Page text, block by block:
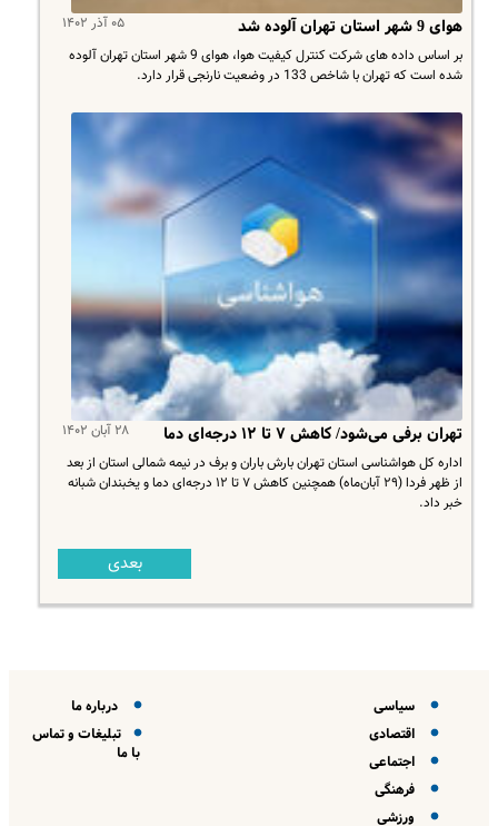
۰۵ آذر ۱۴۰۲ هوای 9 شهر استان تهران آلوده شد
بر اساس داده های شرکت کنترل کیفیت هوا، هوای 9 شهر استان تهران آلوده
شده است که تهران با شاخص 133 در وضعیت نارنجی قرار دارد.
۲۸ آبان ۱۴۰۲ تهران برفی می‌شود/ کاهش ۷ تا ۱۲ درجه‌ای دما
اداره کل هواشناسی استان تهران بارش باران و برف در نیمه شمالی استان از بعد
از ظهر فردا (۲۹ آبان‌ماه) همچنین کاهش ۷ تا ۱۲ درجه‌ای دما و یخبندان شبانه
خبر داد.
بعدی
سیاسی
اقتصادی
اجتماعی
فرهنگی
ورزشی
درباره ما
تبلیغات و تماس
با ما